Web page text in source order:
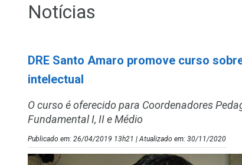
Notícias
DRE Santo Amaro promove curso
intelectual
O curso é oferecido para Coordenadores
Fundamental I, II e Médio
Publicado em: 26/04/2019 13h21 | Atualizado em: 30/11/2020